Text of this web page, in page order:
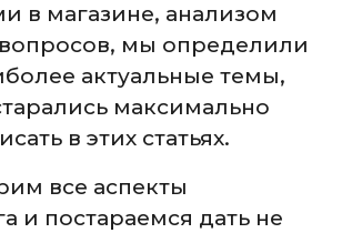
в магазине, анализом
мы определили
актуальные темы,
максимально
в этих статьях.
все аспекты
и постараемся дать не